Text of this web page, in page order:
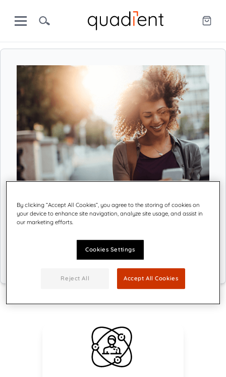
Centre des préférences
By clicking “Accept All Cookies”, you agree to the storing of cookies on
your device to enhance site navigation, analyze site usage, and assist in
our marketing efforts.
Cookies Settings
Reject All Accept All Cookies